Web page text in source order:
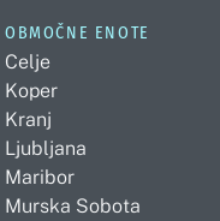
OBMOČNE ENOTE
Celje
Koper
Kranj
Ljubljana
Maribor
Murska Sobota